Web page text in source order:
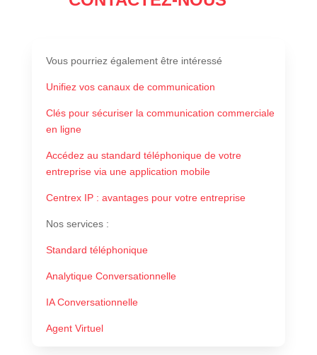
Vous pourriez également être intéressé
Unifiez vos canaux de communication
Clés pour sécuriser la communication commerciale
en ligne
Accédez au standard téléphonique de votre
entreprise via une application mobile
Centrex IP : avantages pour votre entreprise
Nos services :
Standard téléphonique
Analytique Conversationnelle
IA Conversationnelle
Agent Virtuel